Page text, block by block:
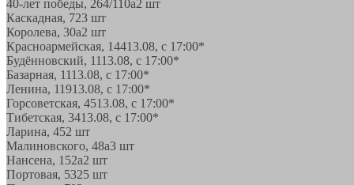
40-лет победы, 264/110а2 шт
Каскадная, 723 шт
Королева, 30а2 шт
Красноармейская, 14413.08, с 17:00*
Будённовский, 1113.08, с 17:00*
Базарная, 1113.08, с 17:00*
Ленина, 11913.08, с 17:00*
Горсоветская, 4513.08, с 17:00*
Тибетская, 3413.08, с 17:00*
Ларина, 452 шт
Малиновского, 48а3 шт
Нансена, 152а2 шт
Портовая, 5325 шт